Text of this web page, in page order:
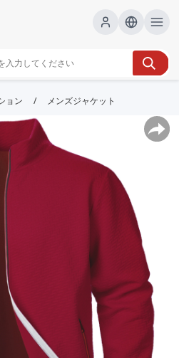
ョン / メンズジャケット